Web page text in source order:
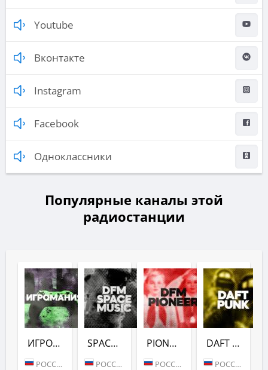
Youtube
Вконтакте
Instagram
Facebook
Одноклассники
Популярные каналы этой
радиостанции
ИГРОМАНИЯ (DFM)
РОССИЯ (МОСКВА)
SPACE (DFM)
РОССИЯ (МОСКВА)
PIONEER (DFM)
РОССИЯ (МОСКВА)
DAFT PUNK (DFM)
РОССИЯ (МОСКВА)